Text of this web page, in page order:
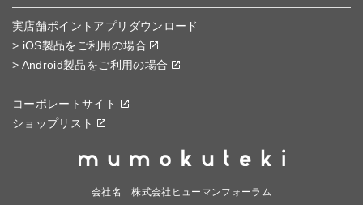
実店舗ポイントアプリダウンロード
> iOS製品をご利用の場合
> Android製品をご利用の場合
コーポレートサイト
ショップリスト
会社名 株式会社ヒューマンフォーラム